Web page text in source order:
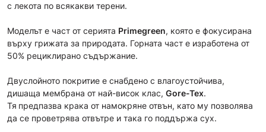
с лекота по всякакви терени.
Моделът е част от сериятa Primegreen, която е фокусирана
върху грижата за природата. Горната част е изработена от
50% рециклирано съдържание.
Двуслойното покритие е снабдено с влагоустойчива,
дишаща мембрана от най-висок клас, Gore-Tex.
Тя предпазва крака от намокряне отвън, като му позволява
да се проветрява отвътре и така го поддържа сух.